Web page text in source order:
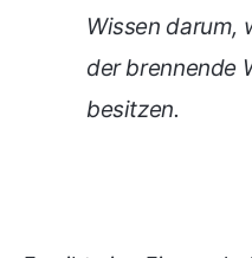
Wissen darum,
der brennende
besitzen.